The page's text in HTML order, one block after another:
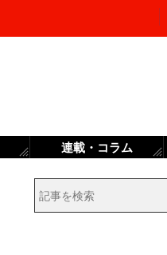
連載・コラム